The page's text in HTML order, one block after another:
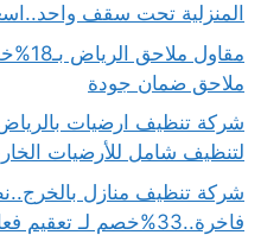
المنزلية تحت سقف واحد..اسعارنا
مقاول
ملاحق ضمان جودة
لتنظيف شامل للأرضيات
شركة تنظيف منازل
فاخرة..33%خصم لـ تعقيم فعال لمنزلك